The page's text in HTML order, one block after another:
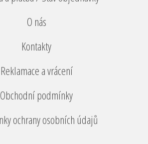
O nás
Kontakty
Reklamace a vrácení
Obchodní podmínky
ochrany osobních údajů